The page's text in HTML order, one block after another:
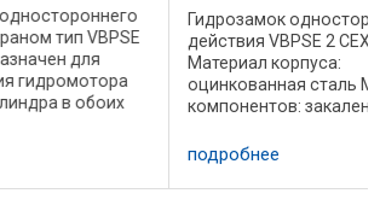
тип VBPSE
для
в обоих
в одном
и
если
Гидрозамок
действия VBPSE 2 CEXC
Материал корпуса:
оцинкованная сталь
компонентов: закаленная
(стандартно) Тип
утечек Подключение :
подробнее